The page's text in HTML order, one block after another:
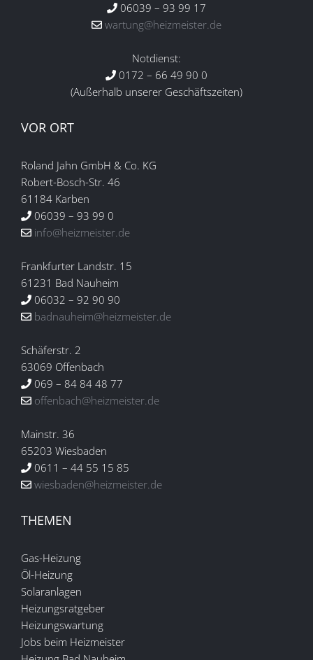
06039 – 93 99 17
wartung@heizmeister.de
Notdienst:
0172 – 66 49 90 0
(Außerhalb unserer Geschäftszeiten)
VOR ORT
Roland Jahn GmbH & Co. KG
Robert-Bosch-Str. 46
61184 Karben
06039 – 93 99 0
info@heizmeister.de
Frankfurter Landstr. 15
61231 Bad Nauheim
06032 – 92 90 90
badnauheim@heizmeister.de
Schäferstr. 2
63069 Offenbach
069 – 84 84 48 77
offenbach@heizmeister.de
Mainstr. 36
65203 Wiesbaden
0611 – 44 55 15 85
wiesbaden@heizmeister.de
THEMEN
Gas-Heizung
Öl-Heizung
Solaranlagen
Heizungsratgeber
Heizungswartung
Jobs beim Heizmeister